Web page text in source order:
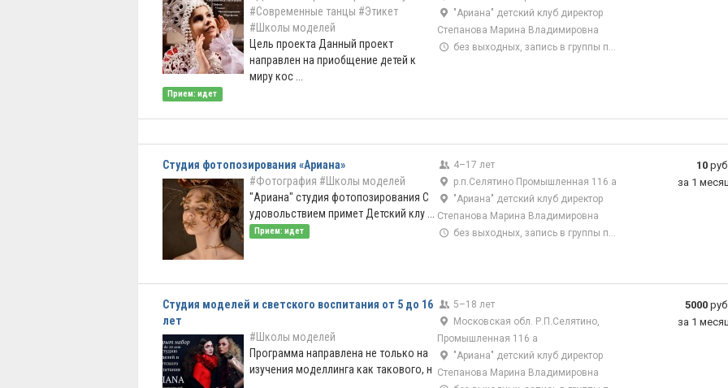
#Современные танцы #Этикет
#Школы моделей
Цель проекта Данный проект
направлен на приобщение детей к
миру кос ...
Прием: идет
"Ариана" детский клуб директор
Степанова Марина Владимировна
без выходных, запись в группы по телефону
Студия фотопозирования «Ариана»
#Фотография #Школы моделей
"Ариана" студия фотопозирования С
удовольствием примет Детский клу ...
Прием: идет
4–17 лет
р.п.Селятино Промышленная 116 а
"Ариана" детский клуб директор
Степанова Марина Владимировна
без выходных, запись в группы по телефону
10
за 1
Студия моделей и светского воспитания от 5 до 16
лет
#Школы моделей
Программа направлена не только на
изучения моделлинга как такового, н
5–18 лет
Московская обл. Р.П.Селятино,
Промышленная 116 а
"Ариана" детский клуб директор
Степанова Марина Владимировна
5000
за 1